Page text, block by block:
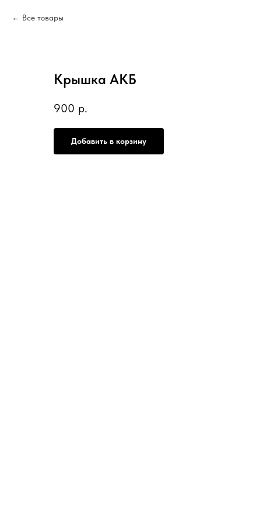
Все товары
Крышка АКБ
900 р.
Добавить в корзину